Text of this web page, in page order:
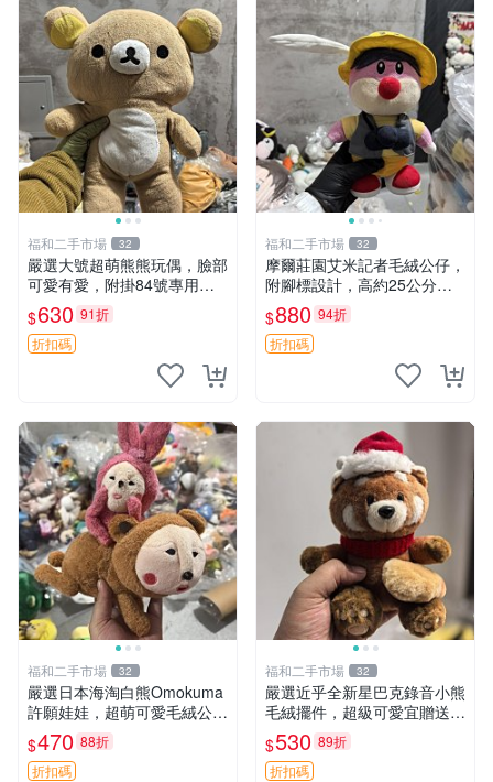
福和二手市場 32
嚴選大號超萌熊熊玩偶，臉部
可愛有愛，附掛84號專用
袋，適合收藏與送禮 寶寶熊
玩具 熊抱枕
$630 91折
折扣碼
福和二手市場 32
摩爾莊園艾米記者毛絨公仔，
附腳標設計，高約25公分，
全新未拆封，限量珍藏。艾米
記者 毛絨公仔 超萌玩偶
$880 94折
折扣碼
福和二手市場 32
嚴選日本海淘白熊Omokuma
許願娃娃，超萌可愛毛絨公仔
推薦收藏 白熊 Omokuma 毛
絨玩具 偽裝娃娃 玩具擺飾
$470 88折
折扣碼
福和二手市場 32
嚴選近乎全新星巴克錄音小熊
毛絨擺件，超級可愛宜贈送掛
飾 錄音小熊 毛絨擺件 贈品
$530 89折
折扣碼